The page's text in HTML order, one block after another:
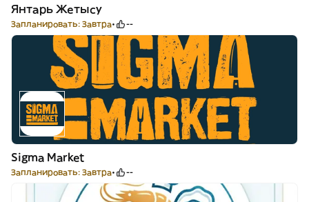
Янтарь Жетысу
Запланировать: Завтра --
Sigma Market
Запланировать: Завтра --